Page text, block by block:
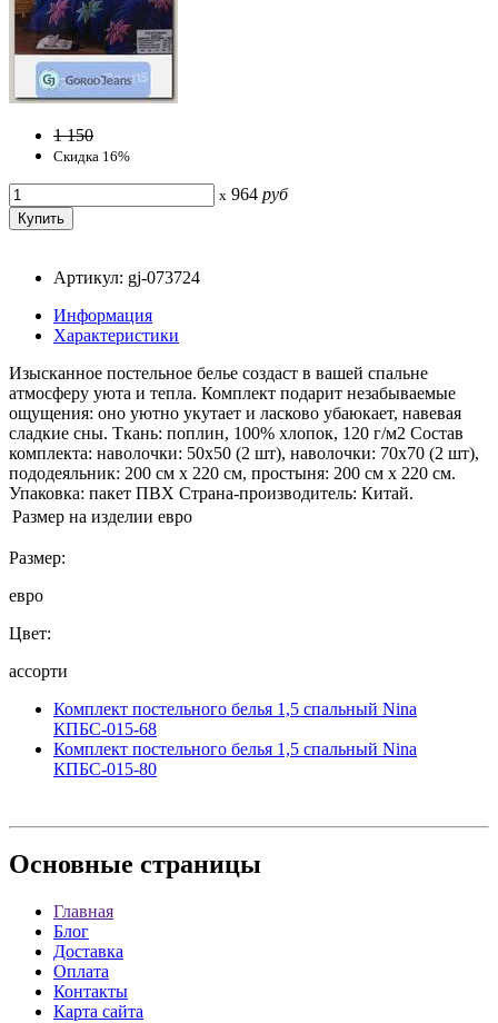
1 150
Скидка 16%
x 964 руб
Артикул: gj-073724
Информация
Характеристики
Изысканное постельное белье создаст в вашей спальне
атмосферу уюта и тепла. Комплект подарит незабываемые
ощущения: оно уютно укутает и ласково убаюкает, навевая
сладкие сны. Ткань: поплин, 100% хлопок, 120 г/м2 Состав
комплекта: наволочки: 50x50 (2 шт), наволочки: 70x70 (2 шт),
пододеяльник: 200 см x 220 см, простыня: 200 см x 220 см.
Упаковка: пакет ПВХ Страна-производитель: Китай.
Размер на изделии евро
Размер:
евро
Цвет:
ассорти
Комплект постельного белья 1,5 спальный Nina
КПБС-015-68
Комплект постельного белья 1,5 спальный Nina
КПБС-015-80
Основные страницы
Главная
Блог
Доставка
Оплата
Контакты
Карта сайта